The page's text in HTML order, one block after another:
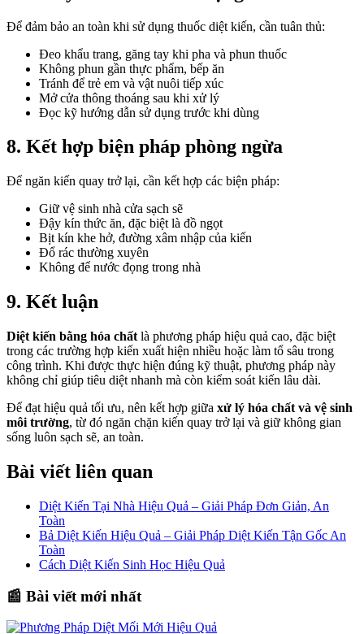
Để đảm bảo an toàn khi sử dụng thuốc diệt kiến, cần tuân thủ:
Đeo khẩu trang, găng tay khi pha và phun thuốc
Không phun gần thực phẩm, bếp ăn
Tránh để trẻ em và vật nuôi tiếp xúc
Mở cửa thông thoáng sau khi xử lý
Đọc kỹ hướng dẫn sử dụng trước khi dùng
8. Kết hợp biện pháp phòng ngừa
Để ngăn kiến quay trở lại, cần kết hợp các biện pháp:
Giữ vệ sinh nhà cửa sạch sẽ
Đậy kín thức ăn, đặc biệt là đồ ngọt
Bịt kín khe hở, đường xâm nhập của kiến
Đổ rác thường xuyên
Không để nước đọng trong nhà
9. Kết luận
Diệt kiến bằng hóa chất là phương pháp hiệu quả cao, đặc biệt
trong các trường hợp kiến xuất hiện nhiều hoặc làm tổ sâu trong
công trình. Khi được thực hiện đúng kỹ thuật, phương pháp này
không chỉ giúp tiêu diệt nhanh mà còn kiểm soát kiến lâu dài.
Để đạt hiệu quả tối ưu, nên kết hợp giữa xử lý hóa chất và vệ sinh
môi trường, từ đó ngăn chặn kiến quay trở lại và giữ không gian
sống luôn sạch sẽ, an toàn.
Bài viết liên quan
Diệt Kiến Tại Nhà Hiệu Quả – Giải Pháp Đơn Giản, An
Toàn
Bả Diệt Kiến Hiệu Quả – Giải Pháp Diệt Kiến Tận Gốc An
Toàn
Cách Diệt Kiến Sinh Học Hiệu Quả
📰 Bài viết mới nhất